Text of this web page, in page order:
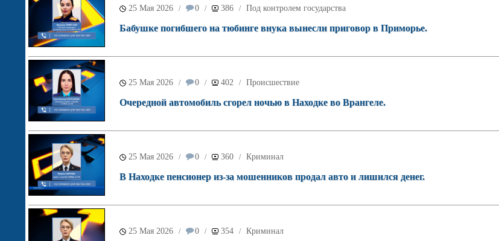
25 Мая 2026 / 0 / 386 / Под контролем государства
Бабушке погибшего на тюбинге внука вынесли приговор в Приморье.
25 Мая 2026 / 0 / 402 / Происшествие
Очередной автомобиль сгорел ночью в Находке во Врангеле.
25 Мая 2026 / 0 / 360 / Криминал
В Находке пенсионер из-за мошенников продал авто и лишился денег.
25 Мая 2026 / 0 / 354 / Криминал